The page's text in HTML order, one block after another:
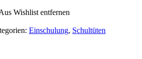
Wishlist entfernen
Einschulung, Schultüten